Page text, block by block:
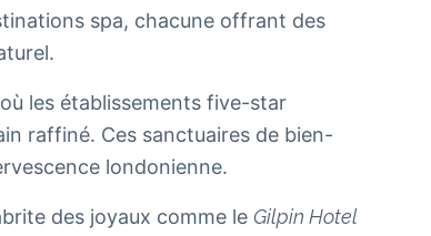
spa, chacune offrant des
les établissements five-star
raffiné. Ces sanctuaires de bien-
londonienne.
des joyaux comme le Gilpin Hotel